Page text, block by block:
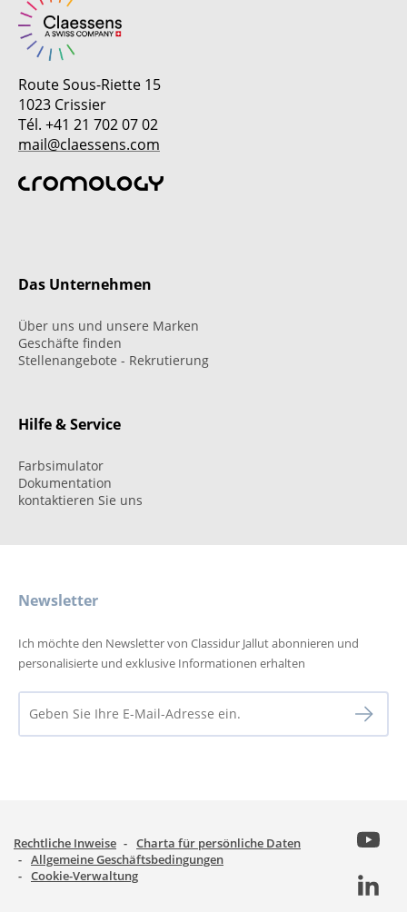
Route Sous-Riette 15
1023 Crissier
Tél. +41 21 702 07 02
mail@claessens.com
Das Unternehmen
Über uns und unsere Marken
Geschäfte finden
Stellenangebote - Rekrutierung
Hilfe & Service
Farbsimulator
Dokumentation
kontaktieren Sie uns
Newsletter
Ich möchte den Newsletter von Classidur Jallut abonnieren und
personalisierte und exklusive Informationen erhalten
Rechtliche Inweise
Charta für persönliche Daten
Allgemeine Geschäftsbedingungen
Cookie-Verwaltung